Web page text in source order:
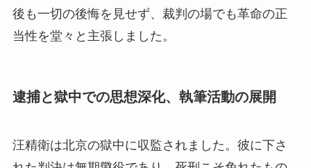
後も一切の後悔を見せず、裁判の場でも革命の正
当性を堂々と主張しました。
逮捕と獄中での思想深化、執筆活動の展開
汪精衛は北京の獄中に収監されました。彼に下さ